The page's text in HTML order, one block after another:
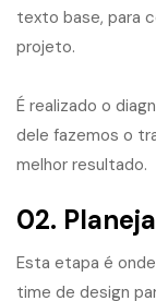
texto base, para
projeto.
É realizado o
dele fazemos o
melhor resultado.
02.
​Esta etapa é
time de design